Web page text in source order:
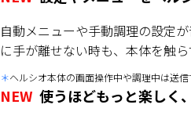
自動メニューや手動調理の設定
に手が離せない時も、本体を触ら
ヘルシオ本体の画面操作中や調理中は送信
NEW 使うほどもっと楽しく